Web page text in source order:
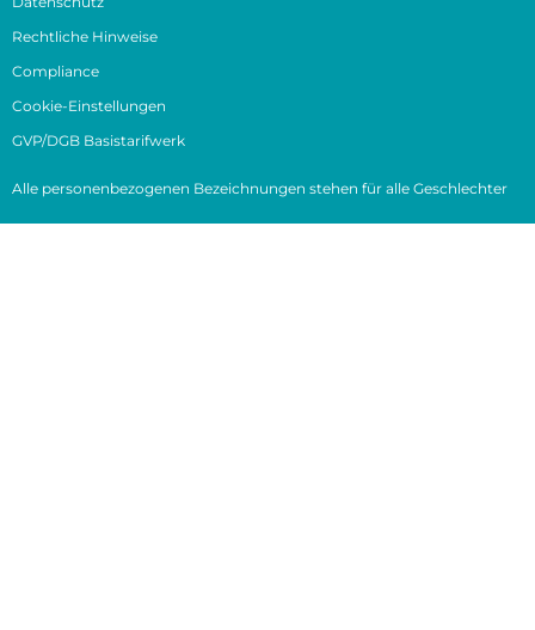
Rechtliche Hinweise
Compliance
Cookie-Einstellungen
GVP/DGB Basistarifwerk
Alle personenbezogenen Bezeichnungen stehen für alle Geschlechter